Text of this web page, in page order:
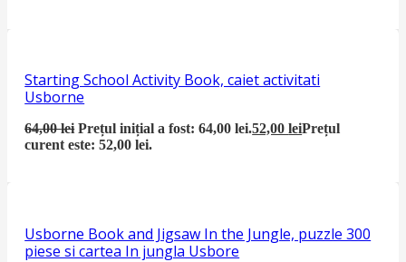
Starting School Activity Book, caiet activitati
Usborne
64,00lei Prețul inițial a fost: 64,00 lei.52,00leiPrețul
curent este: 52,00 lei.
Usborne Book and Jigsaw In the Jungle, puzzle 300
piese si cartea In jungla Usbore